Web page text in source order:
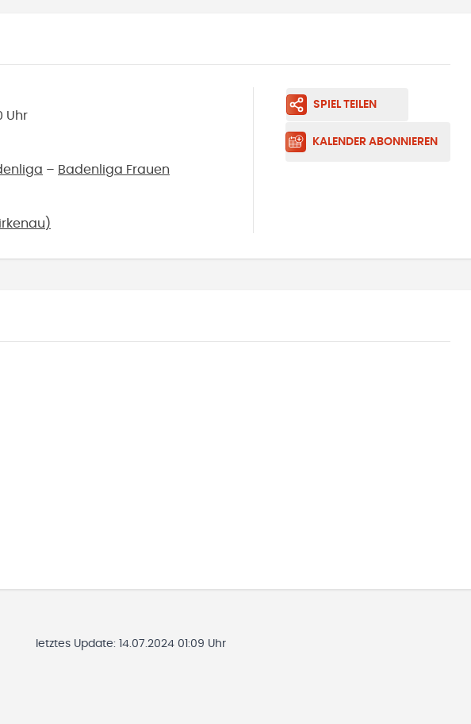
Uhr
– Badenliga Frauen
)
SPIEL TEILEN
KALENDER ABONNIEREN
letztes Update: 14.07.2024 01:09 Uhr